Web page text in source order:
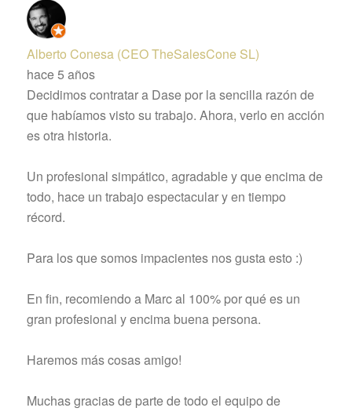
Alberto Conesa (CEO TheSalesCone SL)
hace 5 años
Decidimos contratar a Dase por la sencilla razón de
que habíamos visto su trabajo. Ahora, verlo en acción
es otra historia.
Un profesional simpático, agradable y que encima de
todo, hace un trabajo espectacular y en tiempo
récord.
Para los que somos impacientes nos gusta esto :)
En fin, recomiendo a Marc al 100% por qué es un
gran profesional y encima buena persona.
Haremos más cosas amigo!
Muchas gracias de parte de todo el equipo de